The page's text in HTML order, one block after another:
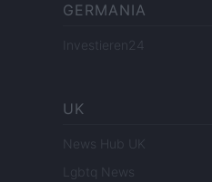
GERMANIA
Investieren24
UK
News Hub UK
Lgbtq News